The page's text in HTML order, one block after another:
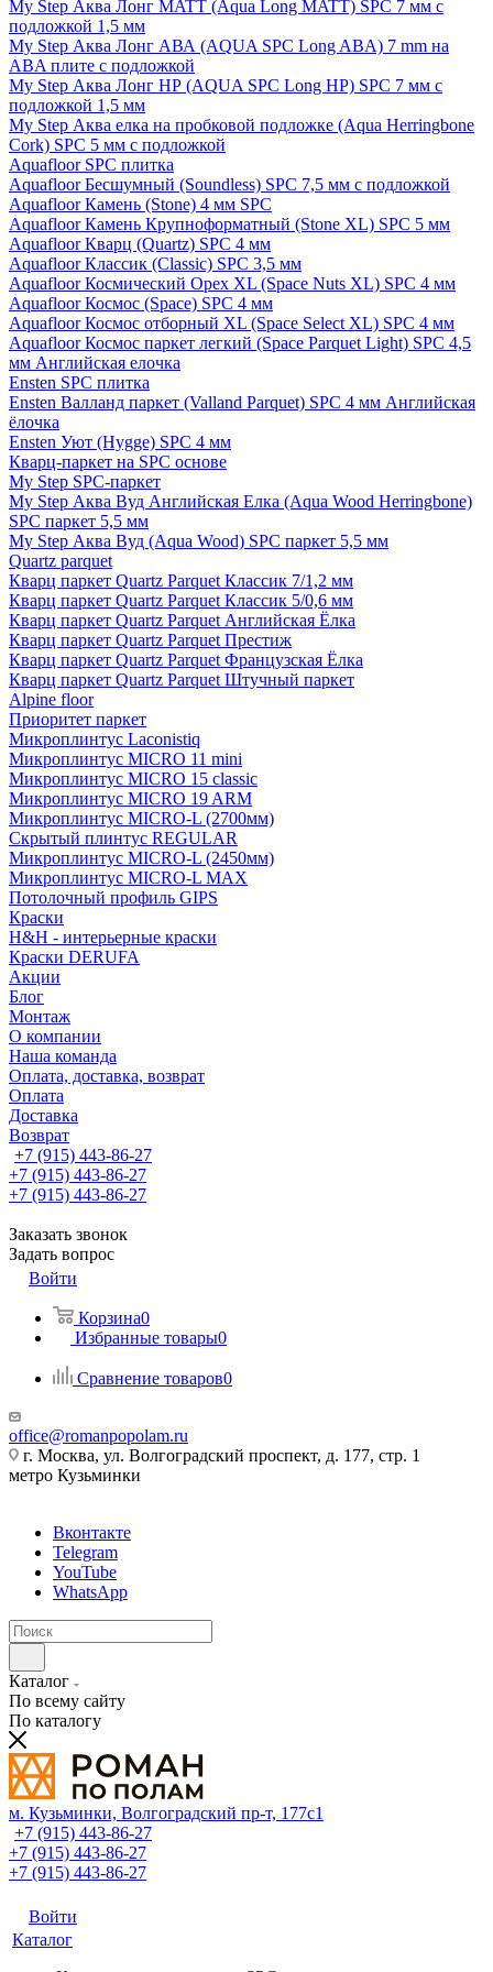
My Step Аква Лонг MATT (Aqua Long MATT) SPC 7 мм с
подложкой 1,5 мм
My Step Аква Лонг АВА (AQUA SPC Long ABA) 7 mm на
ABA плите с подложкой
My Step Аква Лонг НР (AQUA SPC Long HP) SPC 7 мм с
подложкой 1,5 мм
My Step Аква елка на пробковой подложке (Aqua Herringbone
Cork) SPC 5 мм с подложкой
Aquafloor SPC плитка
Aquafloor Бесшумный (Soundless) SPC 7,5 мм с подложкой
Aquafloor Камень (Stone) 4 мм SPC
Aquafloor Камень Крупноформатный (Stone XL) SPC 5 мм
Aquafloor Кварц (Quartz) SPC 4 мм
Aquafloor Классик (Classic) SPC 3,5 мм
Aquafloor Космический Орех XL (Space Nuts XL) SPC 4 мм
Aquafloor Космос (Space) SPC 4 мм
Aquafloor Космос отборный XL (Space Select XL) SPC 4 мм
Aquafloor Космос паркет легкий (Space Parquet Light) SPC 4,5
мм Английская елочка
Ensten SPC плитка
Ensten Валланд паркет (Valland Parquet) SPC 4 мм Английская
ёлочка
Ensten Уют (Hygge) SPC 4 мм
Кварц-паркет на SPC основе
My Step SPC-паркет
My Step Аква Вуд Английская Елка (Aqua Wood Herringbone)
SPC паркет 5,5 мм
My Step Аква Вуд (Aqua Wood) SPC паркет 5,5 мм
Quartz parquet
Кварц паркет Quartz Parquet Классик 7/1,2 мм
Кварц паркет Quartz Parquet Классик 5/0,6 мм
Кварц паркет Quartz Parquet Английская Ёлка
Кварц паркет Quartz Parquet Престиж
Кварц паркет Quartz Parquet Французская Ёлка
Кварц паркет Quartz Parquet Штучный паркет
Alpine floor
Приоритет паркет
Микроплинтус Laconistiq
Микроплинтус MICRO 11 mini
Микроплинтус MICRO 15 classic
Микроплинтус MICRO 19 ARM
Микроплинтус MICRO-L (2700мм)
Скрытый плинтус REGULAR
Микроплинтус MICRO-L (2450мм)
Микроплинтус MICRO-L MAX
Потолочный профиль GIPS
Краски
H&H - интерьерные краски
Краски DERUFA
Акции
Блог
Монтаж
О компании
Наша команда
Оплата, доставка, возврат
Оплата
Доставка
Возврат
+7 (915) 443-86-27
+7 (915) 443-86-27
+7 (915) 443-86-27
Заказать звонок
Задать вопрос
Войти
Корзина0
Избранные товары0
Сравнение товаров0
office@romanpopolam.ru
г. Москва, ул. Волгоградский проспект, д. 177, стр. 1
метро Кузьминки
Вконтакте
Telegram
YouTube
WhatsApp
Каталог
По всему сайту
По каталогу
м. Кузьминки, Волгоградский пр‑т, 177с1
+7 (915) 443-86-27
+7 (915) 443-86-27
+7 (915) 443-86-27
Войти
Каталог